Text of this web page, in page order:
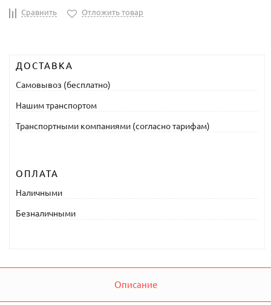
Сравнить Отложить товар
ДОСТАВКА
Самовывоз (бесплатно)
Нашим транспортом
Транспортными компаниями (согласно тарифам)
ОПЛАТА
Наличными
Безналичными
Описание